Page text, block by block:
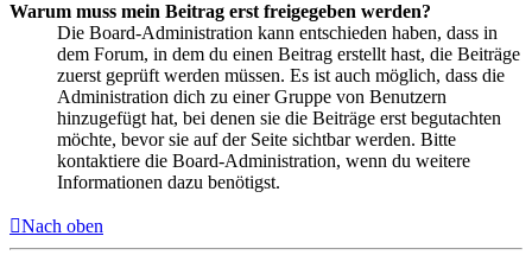
Warum muss mein Beitrag erst freigegeben werden?
Die Board-Administration kann entschieden haben, dass in
dem Forum, in dem du einen Beitrag erstellt hast, die Beiträge
zuerst geprüft werden müssen. Es ist auch möglich, dass die
Administration dich zu einer Gruppe von Benutzern
hinzugefügt hat, bei denen sie die Beiträge erst begutachten
möchte, bevor sie auf der Seite sichtbar werden. Bitte
kontaktiere die Board-Administration, wenn du weitere
Informationen dazu benötigst.
Nach oben